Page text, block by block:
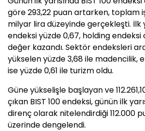
göre 293,22 puan artarken, toplam
milyar lira düzeyinde gerçekleşti. İlk
endeksi yüzde 0,67, holding endeksi
değer kazandı. Sektör endeksleri
yükselen yüzde 3,68 ile madencilik,
ise yüzde 0,61 ile turizm oldu.
Güne yükselişle başlayan ve
çıkan BIST 100 endeksi, günün ilk
direnç olarak nitelendirdiği 112.000
üzerinde dengelendi.